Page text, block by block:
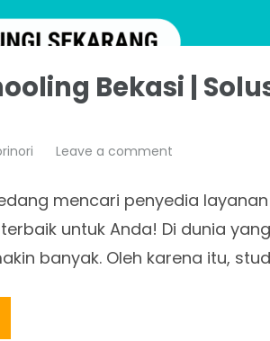
Bekasi |
Leave a comment
mencari penyedia
untuk Anda! Di dunia
banyak. Oleh karena itu,